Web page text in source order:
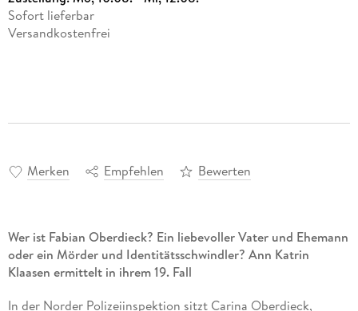
Sofort lieferbar
Versandkostenfrei
Merken Empfehlen Bewerten
Wer ist Fabian Oberdieck? Ein liebevoller Vater und Ehemann
oder ein Mörder und Identitätsschwindler? Ann Katrin
Klaasen ermittelt in ihrem 19. Fall
In der Norder Polizeiinspektion sitzt Carina Oberdieck,